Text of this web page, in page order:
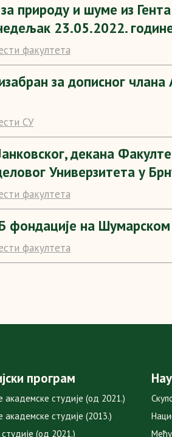
природу и шуме из
23.05.2022.
факултета
за дописног
СУ
декана
Универзитета у
факултета
на Шумарском
факултета
програм
академске студије (од 2021.)
академске студије (2013.)
(од 2021.)